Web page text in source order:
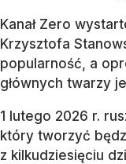
Kanał Zero
Krzysztofa
popularność, a
głównych twarzy
1 lutego 2026 r.
który tworzyć
z kilkudziesięciu